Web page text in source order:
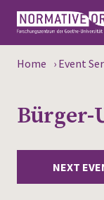
About
Home › Event
Bürger-
NEXT